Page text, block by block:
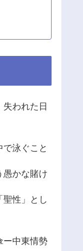
われた日
泳ぐこと
愚かな賭け
聖性」とし
ー中東情勢